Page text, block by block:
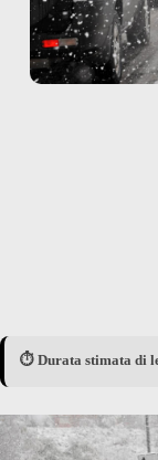
⏱️ Durata stimata di